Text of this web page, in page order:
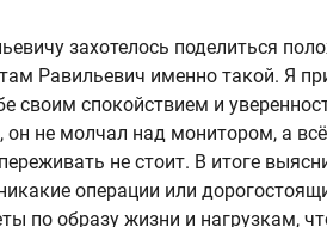
захотелось поделиться
Равильевич именно такой. Я
своим спокойствием и
не молчал над монитором, а
не стоит. В итоге
операции или
по образу жизни и нагрузкам,